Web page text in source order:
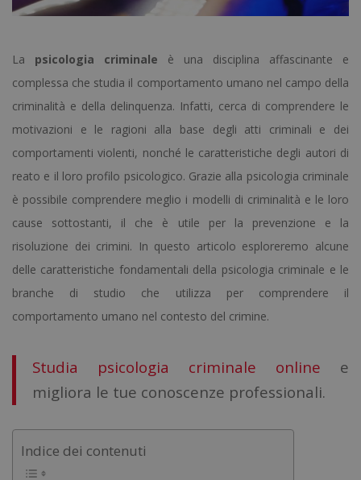
La psicologia criminale è una disciplina affascinante e
complessa che studia il comportamento umano nel campo della
criminalità e della delinquenza. Infatti, cerca di comprendere le
motivazioni e le ragioni alla base degli atti criminali e dei
comportamenti violenti, nonché le caratteristiche degli autori di
reato e il loro profilo psicologico. Grazie alla psicologia criminale
è possibile comprendere meglio i modelli di criminalità e le loro
cause sottostanti, il che è utile per la prevenzione e la
risoluzione dei crimini. In questo articolo esploreremo alcune
delle caratteristiche fondamentali della psicologia criminale e le
branche di studio che utilizza per comprendere il
comportamento umano nel contesto del crimine.
Studia psicologia criminale online e
migliora le tue conoscenze professionali.
Indice dei contenuti